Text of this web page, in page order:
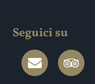
Seguici su